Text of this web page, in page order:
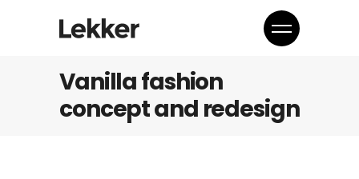
Vanilla fashion
concept and redesign